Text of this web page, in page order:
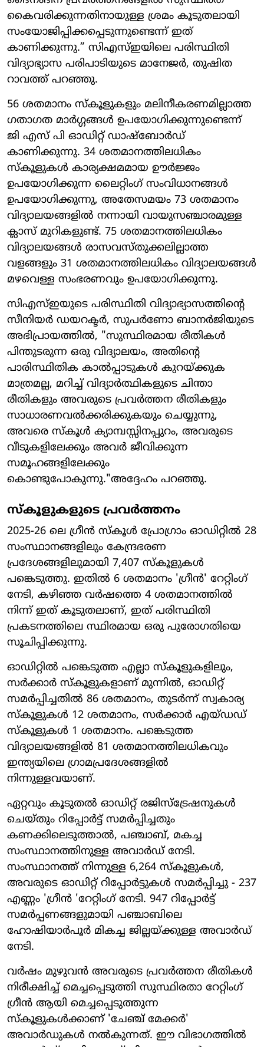
കൈവരിക്കുന്നതിനായുള്ള ശ്രമം കൂടുതലായി
സംയോജിപ്പിക്കപ്പെടുന്നുണ്ടെന്ന് ഇത്
കാണിക്കുന്നു.” സിഎസ്ഇയിലെ പരിസ്ഥിതി
വിദ്യാഭ്യാസ പരിപാടിയുടെ മാനേജർ, തുഷിത
റാവത്ത് പറഞ്ഞു.
56 ശതമാനം സ്കൂളുകളും മലിനീകരണമില്ലാത്ത
ഗതാഗത മാർഗ്ഗങ്ങൾ ഉപയോഗിക്കുന്നുണ്ടെന്ന്
ജി എസ് പി ഓഡിറ്റ് ഡാഷ്‌ബോർഡ്
കാണിക്കുന്നു. 34 ശതമാനത്തിലധികം
സ്കൂളുകൾ കാര്യക്ഷമമായ ഊർജ്ജം
ഉപയോഗിക്കുന്ന ലൈറ്റിംഗ് സംവിധാനങ്ങൾ
ഉപയോഗിക്കുന്നു, അതേസമയം 73 ശതമാനം
വിദ്യാലയങ്ങളിൽ നന്നായി വായുസഞ്ചാരമുള്ള
ക്ലാസ് മുറികളുണ്ട്. 75 ശതമാനത്തിലധികം
വിദ്യാലയങ്ങൾ രാസവസ്തുക്കലില്ലാത്ത
വളങ്ങളും 31 ശതമാനത്തിലധികം വിദ്യാലയങ്ങൾ
മഴവെള്ള സംഭരണവും ഉപയോഗിക്കുന്നു.
സി‌എസ്‌ഇയുടെ പരിസ്ഥിതി വിദ്യാഭ്യാസത്തിന്റെ
സീനിയർ ഡയറക്ടർ, സുപർണോ ബാനർജിയുടെ
അഭിപ്രായത്തിൽ, "സുസ്ഥിരമായ രീതികൾ
പിന്തുടരുന്ന ഒരു വിദ്യാലയം, അതിന്റെ
പാരിസ്ഥിതിക കാൽപ്പാടുകൾ കുറയ്ക്കുക
മാത്രമല്ല, മറിച്ച് വിദ്യാർത്ഥികളുടെ ചിന്താ
രീതികളും അവരുടെ പ്രവർത്തന രീതികളും
സാധാരണവൽക്കരിക്കുകയും ചെയ്യുന്നു,
അവരെ സ്കൂൾ ക്യാമ്പസ്സിനപ്പുറം, അവരുടെ
വീടുകളിലേക്കും അവർ ജീവിക്കുന്ന
സമൂഹങ്ങളിലേക്കും
കൊണ്ടുപോകുന്നു."അദ്ദേഹം പറഞ്ഞു.
സ്കൂളുകളുടെ പ്രവർത്തനം
2025-26 ലെ ഗ്രീൻ സ്കൂൾ പ്രോഗ്രാം ഓഡിറ്റിൽ 28
സംസ്ഥാനങ്ങളിലും കേന്ദ്രഭരണ
പ്രദേശങ്ങളിലുമായി 7,407 സ്കൂളുകൾ
പങ്കെടുത്തു. ഇതിൽ 6 ശതമാനം 'ഗ്രീൻ' റേറ്റിംഗ്
നേടി, കഴിഞ്ഞ വർഷത്തെ 4 ശതമാനത്തിൽ
നിന്ന് ഇത് കൂടുതലാണ്, ഇത് പരിസ്ഥിതി
പ്രകടനത്തിലെ സ്ഥിരമായ ഒരു പുരോഗതിയെ
സൂചിപ്പിക്കുന്നു.
ഓഡിറ്റിൽ പങ്കെടുത്ത എല്ലാ സ്കൂളുകളിലും,
സർക്കാർ സ്കൂളുകളാണ് മുന്നിൽ, ഓഡിറ്റ്
സമർപ്പിച്ചതിൽ 86 ശതമാനം, തുടർന്ന് സ്വകാര്യ
സ്കൂളുകൾ 12 ശതമാനം, സർക്കാർ എയ്ഡഡ്
സ്കൂളുകൾ 1 ശതമാനം. പങ്കെടുത്ത
വിദ്യാലയങ്ങളിൽ 81 ശതമാനത്തിലധികവും
ഇന്ത്യയിലെ ഗ്രാമപ്രദേശങ്ങളിൽ
നിന്നുള്ളവയാണ്.
ഏറ്റവും കൂടുതൽ ഓഡിറ്റ് രജിസ്ട്രേഷനുകൾ
ചെയ്തും റിപ്പോർട്ട് സമർപ്പിച്ചതും
കണക്കിലെടുത്താൽ, പഞ്ചാബ്, മകച്ച
സംസ്ഥാനത്തിനുള്ള അവാർഡ് നേടി.
സംസ്ഥാനത്ത് നിന്നുള്ള 6,264 സ്കൂളുകൾ,
അവരുടെ ഓഡിറ്റ് റിപ്പോർട്ടുകൾ സമർപ്പിച്ചു - 237
എണ്ണം 'ഗ്രീൻ 'റേറ്റിംഗ് നേടി. 947 റിപ്പോർട്ട്
സമർപ്പണങ്ങളുമായി പഞ്ചാബിലെ
ഹോഷിയാർപൂർ മികച്ച ജില്ലയ്ക്കുള്ള അവാർഡ്
നേടി.
വർഷം മുഴുവൻ അവരുടെ പ്രവർത്തന രീതികൾ
നിരീക്ഷിച്ച് മെച്ചപ്പെടുത്തി സുസ്ഥിരതാ റേറ്റിംഗ്
ഗ്രീൻ ആയി മെച്ചപ്പെടുത്തുന്ന
സ്കൂളുകൾക്കാണ് 'ചേഞ്ച് മേക്കർ'
അവാർഡുകൾ നൽകുന്നത്. ഈ വിഭാഗത്തിൽ